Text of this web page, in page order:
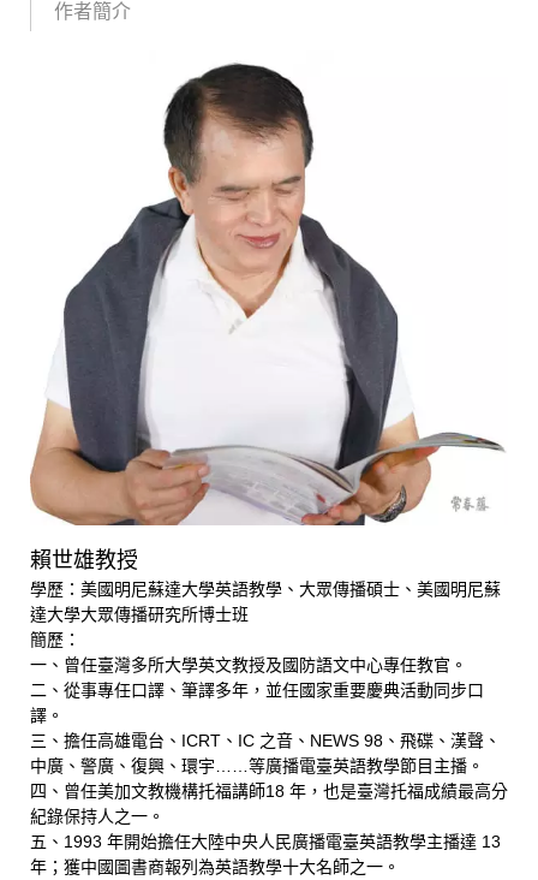
作者簡介
賴世雄教授
學歷：美國明尼蘇達大學英語教學、大眾傳播碩士、美國明尼蘇
達大學大眾傳播研究所博士班
簡歷：
一、曾任臺灣多所大學英文教授及國防語文中心專任教官。
二、從事專任口譯、筆譯多年，並任國家重要慶典活動同步口
譯。
三、擔任高雄電台、ICRT、IC 之音、NEWS 98、飛碟、漢聲、
中廣、警廣、復興、環宇……等廣播電臺英語教學節目主播。
四、曾任美加文教機構托福講師18 年，也是臺灣托福成績最高分
紀錄保持人之一。
五、1993 年開始擔任大陸中央人民廣播電臺英語教學主播達 13
年；獲中國圖書商報列為英語教學十大名師之一。